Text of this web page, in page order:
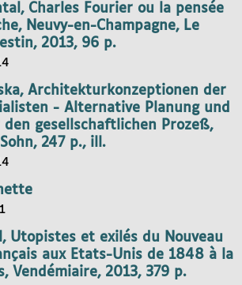
Charles Fourier ou la pensée
Neuvy-en-Champagne, Le
2013, 96 p.
Architekturkonzeptionen der
- Alternative Planung und
gesellschaftlichen Prozeß,
247 p., ill.
Utopistes et exilés du Nouveau
aux Etats-Unis de 1848 à la
Vendémiaire, 2013, 379 p.